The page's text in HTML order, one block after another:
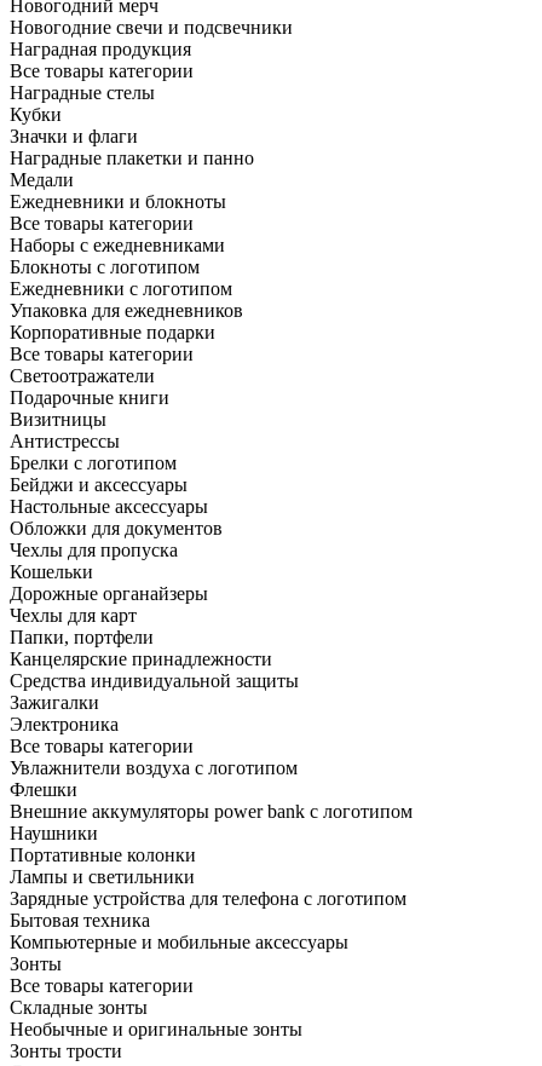
Новогодний мерч
Новогодние свечи и подсвечники
Наградная продукция
Все товары категории
Наградные стелы
Кубки
Значки и флаги
Наградные плакетки и панно
Медали
Ежедневники и блокноты
Все товары категории
Наборы с ежедневниками
Блокноты с логотипом
Ежедневники с логотипом
Упаковка для ежедневников
Корпоративные подарки
Все товары категории
Светоотражатели
Подарочные книги
Визитницы
Антистрессы
Брелки с логотипом
Бейджи и аксессуары
Настольные аксессуары
Обложки для документов
Чехлы для пропуска
Кошельки
Дорожные органайзеры
Чехлы для карт
Папки, портфели
Канцелярские принадлежности
Средства индивидуальной защиты
Зажигалки
Электроника
Все товары категории
Увлажнители воздуха с логотипом
Флешки
Внешние аккумуляторы power bank с логотипом
Наушники
Портативные колонки
Лампы и светильники
Зарядные устройства для телефона с логотипом
Бытовая техника
Компьютерные и мобильные аксессуары
Зонты
Все товары категории
Складные зонты
Необычные и оригинальные зонты
Зонты трости